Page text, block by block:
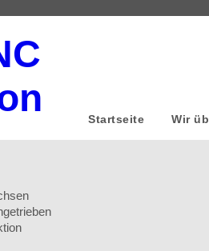
Startseite Wir